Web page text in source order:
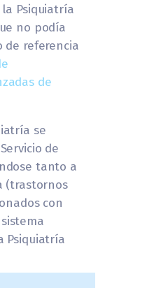
Psiquiatría
no podía
referencia
de
se
de
tanto a
(trastornos
con
Psiquiatría